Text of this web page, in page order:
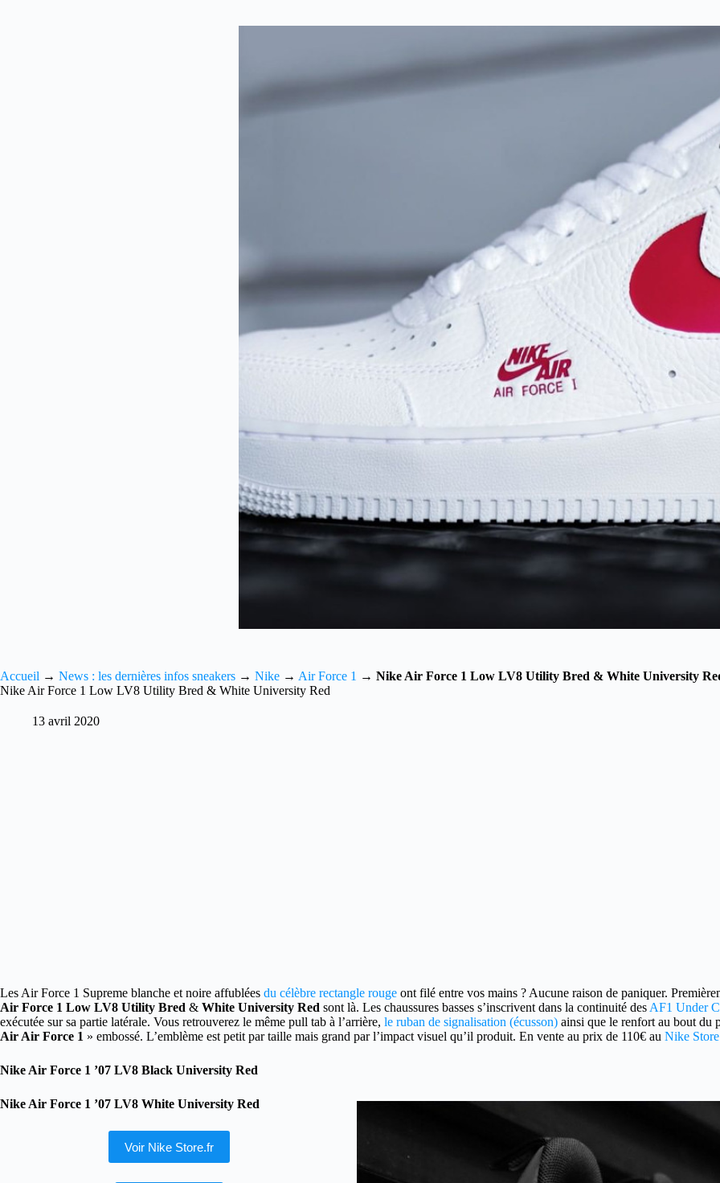
Accueil → News : les dernières infos sneakers → Nike → Air Force 1 → Nike Air Force 1 Low LV8 Utility Bred & White University
Nike Air Force 1 Low LV8 Utility Bred & White University Red
13 avril 2020
Les Air Force 1 Supreme blanche et noire affublées du célèbre rectangle rouge ont filé entre vos mains ? Aucune raison de paniquer.
Air Force 1 Low LV8 Utility Bred & White University Red sont là. Les chaussures basses s’inscrivent dans la continuité des AF1 Under
exécutée sur sa partie latérale. Vous retrouverez le même pull tab à l’arrière, le ruban de signalisation (écusson) ainsi que le renfort au bout du
Air Air Force 1 » embossé. L’emblème est petit par taille mais grand par l’impact visuel qu’il produit. En vente au prix de 110€ au Nike
Nike Air Force 1 ’07 LV8 Black University Red
Nike Air Force 1 ’07 LV8 White University Red
Voir Nike Store.fr